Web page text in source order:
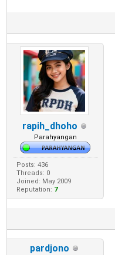
rapih_dhoho
Parahyangan
Posts: 436
Threads: 0
Joined: May 2009
Reputation: 7
pardjono